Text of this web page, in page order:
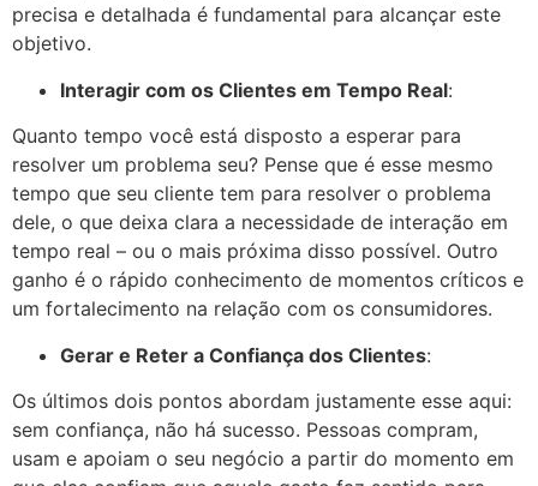
precisa e detalhada é fundamental para alcançar este
objetivo.
Interagir com os Clientes em Tempo Real:
Quanto tempo você está disposto a esperar para
resolver um problema seu? Pense que é esse mesmo
tempo que seu cliente tem para resolver o problema
dele, o que deixa clara a necessidade de interação em
tempo real – ou o mais próxima disso possível. Outro
ganho é o rápido conhecimento de momentos críticos e
um fortalecimento na relação com os consumidores.
Gerar e Reter a Confiança dos Clientes:
Os últimos dois pontos abordam justamente esse aqui:
sem confiança, não há sucesso. Pessoas compram,
usam e apoiam o seu negócio a partir do momento em